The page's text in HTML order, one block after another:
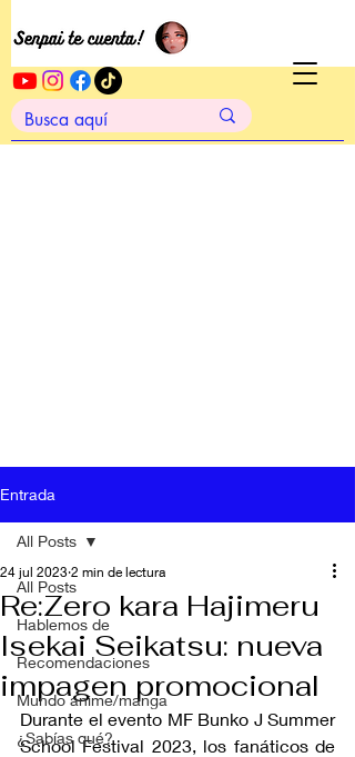
Entrada
All Posts
Hablemos de
Recomendaciones
Mundo anime/manga
¿Sabías qué?
All Posts
Re:Zero kara Hajimeru
Isekai Seikatsu: nueva
impagen promocional
24 jul 2023 2 min de lectura
Durante el evento MF Bunko J Summer
School Festival 2023, los fanáticos de